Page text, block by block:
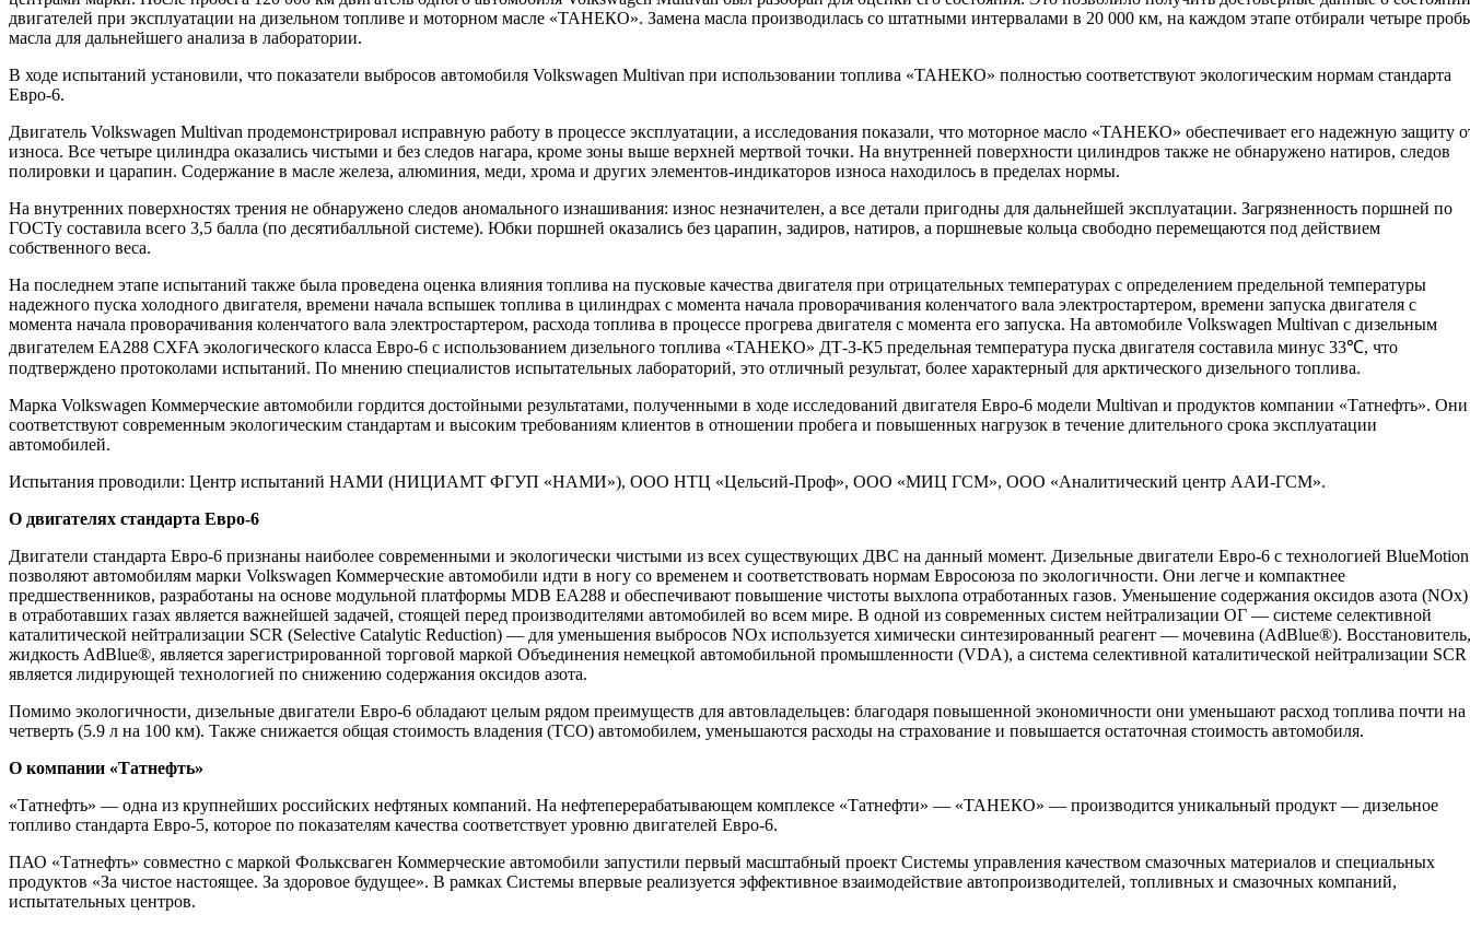
двигателей при эксплуатации на дизельном топливе и моторном масле «ТАНЕКО». Замена масла производилась со штатными интервалами в 20 000 км, на каждом этапе отбирали четыре
масла для дальнейшего анализа в лаборатории.
В ходе испытаний установили, что показатели выбросов автомобиля Volkswagen Multivan при использовании топлива «ТАНЕКО» полностью соответствуют экологическим нормам стандарта
Евро-6.
Двигатель Volkswagen Multivan продемонстрировал исправную работу в процессе эксплуатации, а исследования показали, что моторное масло «ТАНЕКО» обеспечивает его надежную защиту
износа. Все четыре цилиндра оказались чистыми и без следов нагара, кроме зоны выше верхней мертвой точки. На внутренней поверхности цилиндров также не обнаружено натиров, следов
полировки и царапин. Содержание в масле железа, алюминия, меди, хрома и других элементов-индикаторов износа находилось в пределах нормы.
На внутренних поверхностях трения не обнаружено следов аномального изнашивания: износ незначителен, а все детали пригодны для дальнейшей эксплуатации. Загрязненность поршней по
ГОСТу составила всего 3,5 балла (по десятибалльной системе). Юбки поршней оказались без царапин, задиров, натиров, а поршневые кольца свободно перемещаются под действием
собственного веса.
На последнем этапе испытаний также была проведена оценка влияния топлива на пусковые качества двигателя при отрицательных температурах с определением предельной температуры
надежного пуска холодного двигателя, времени начала вспышек топлива в цилиндрах с момента начала проворачивания коленчатого вала электростартером, времени запуска двигателя с
момента начала проворачивания коленчатого вала электростартером, расхода топлива в процессе прогрева двигателя с момента его запуска. На автомобиле Volkswagen Multivan с дизельным
двигателем EA288 CXFA экологического класса Евро-6 с использованием дизельного топлива «ТАНЕКО» ДТ-З-К5 предельная температура пуска двигателя составила минус 33℃, что
подтверждено протоколами испытаний. По мнению специалистов испытательных лабораторий, это отличный результат, более характерный для арктического дизельного топлива.
Марка Volkswagen Коммерческие автомобили гордится достойными результатами, полученными в ходе исследований двигателя Евро-6 модели Multivan и продуктов компании «Татнефть». Они
соответствуют современным экологическим стандартам и высоким требованиям клиентов в отношении пробега и повышенных нагрузок в течение длительного срока эксплуатации
автомобилей.
Испытания проводили: Центр испытаний НАМИ (НИЦИАМТ ФГУП «НАМИ»), ООО НТЦ «Цельсий-Проф», ООО «МИЦ ГСМ», ООО «Аналитический центр ААИ-ГСМ».
О двигателях стандарта Евро-6
Двигатели стандарта Евро-6 признаны наиболее современными и экологически чистыми из всех существующих ДВС на данный момент. Дизельные двигатели Евро-6 с технологией BlueMotion
позволяют автомобилям марки Volkswagen Коммерческие автомобили идти в ногу со временем и соответствовать нормам Евросоюза по экологичности. Они легче и компактнее
предшественников, разработаны на основе модульной платформы MDB EA288 и обеспечивают повышение чистоты выхлопа отработанных газов. Уменьшение содержания оксидов азота (NOx)
в отработавших газах является важнейшей задачей, стоящей перед производителями автомобилей во всем мире. В одной из современных систем нейтрализации ОГ — системе селективной
каталитической нейтрализации SCR (Selective Catalytic Reduction) — для уменьшения выбросов NOx используется химически синтезированный реагент — мочевина (AdBlue®). Восстановитель,
жидкость AdBlue®, является зарегистрированной торговой маркой Объединения немецкой автомобильной промышленности (VDA), а система селективной каталитической нейтрализации SCR
является лидирующей технологией по снижению содержания оксидов азота.
Помимо экологичности, дизельные двигатели Евро-6 обладают целым рядом преимуществ для автовладельцев: благодаря повышенной экономичности они уменьшают расход топлива почти на
четверть (5.9 л на 100 км). Также снижается общая стоимость владения (ТСО) автомобилем, уменьшаются расходы на страхование и повышается остаточная стоимость автомобиля.
О компании «Татнефть»
«Татнефть» — одна из крупнейших российских нефтяных компаний. На нефтеперерабатывающем комплексе «Татнефти» — «ТАНЕКО» — производится уникальный продукт — дизельное
топливо стандарта Евро-5, которое по показателям качества соответствует уровню двигателей Евро-6.
ПАО «Татнефть» совместно с маркой Фольксваген Коммерческие автомобили запустили первый масштабный проект Системы управления качеством смазочных материалов и специальных
продуктов «За чистое настоящее. За здоровое будущее». В рамках Системы впервые реализуется эффективное взаимодействие автопроизводителей, топливных и смазочных компаний,
испытательных центров.